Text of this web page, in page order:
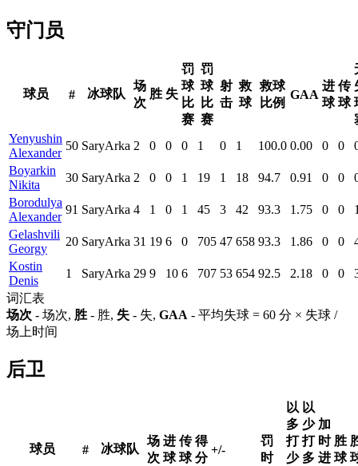
守门员
球员 # 冰球队
场
次
胜 失
罚
球
比
赛
罚
球
比
赛
射
击
救
球
救球
比例
GAA
进
球
传
球
Yenyushin
Alexander
50 SaryArka 2 0 0 0 1 0 1 100.0 0.00 0 0
Boyarkin
Nikita
30 SaryArka 2 0 0 1 19 1 18 94.7 0.91 0 0
Borodulya
Alexander
91 SaryArka 4 1 0 1 45 3 42 93.3 1.75 0 0
Gelashvili
Georgy
20 SaryArka 31 19 6 0 705 47 658 93.3 1.86 0 0
Kostin
Denis
1 SaryArka 29 9 10 6 707 53 654 92.5 2.18 0 0
词汇表
场次 - 场次, 胜 - 胜, 失 - 失, GAA - 平均失球 = 60 分 × 失球 /
场上时间
后卫
球员 # 冰球队
场
次
进
球
传
球
得
分
+/-
罚
时
以
多
打
少
以
少
打
多
加
时
进
胜
球